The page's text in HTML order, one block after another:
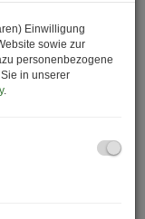
einer
Schanze“ zu
als
Einwilligung
sowie zur
personenbezogene
in unserer
.